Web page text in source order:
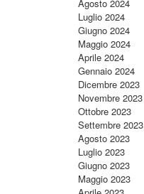
Agosto 2024
Luglio 2024
Giugno 2024
Maggio 2024
Aprile 2024
Gennaio 2024
Dicembre 2023
Novembre 2023
Ottobre 2023
Settembre 2023
Agosto 2023
Luglio 2023
Giugno 2023
Maggio 2023